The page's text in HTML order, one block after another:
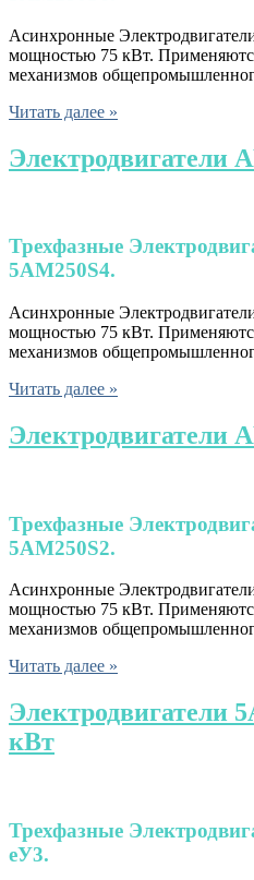
Асинхронные
мощностью 75 кВт.
механизмов
Читать далее »
Электродвигатели
Трехфазные
5АМ250S4.
Асинхронные
мощностью 75 кВт.
механизмов
Читать далее »
Электродвигатели
Трехфазные
5АМ250S2.
Асинхронные
мощностью 75 кВт.
механизмов
Читать далее »
Электродвигатели
кВт
Трехфазные
eУ3.